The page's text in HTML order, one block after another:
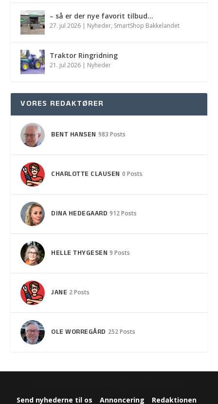
– så er der nye favorit tilbud…
27. jul 2026 | Nyheder, SmartShop Bakkelandet
Traktor Ringridning
21. jul 2026 | Nyheder
VORES REDAKTØRER
BENT HANSEN 983 Posts
CHARLOTTE CLAUSEN 0 Posts
DINA HEDEGAARD 912 Posts
HELLE THYGESEN 9 Posts
JANE 2 Posts
OLE WORREGÅRD 252 Posts
Send nyhederne til os Annoncering Redaktionen